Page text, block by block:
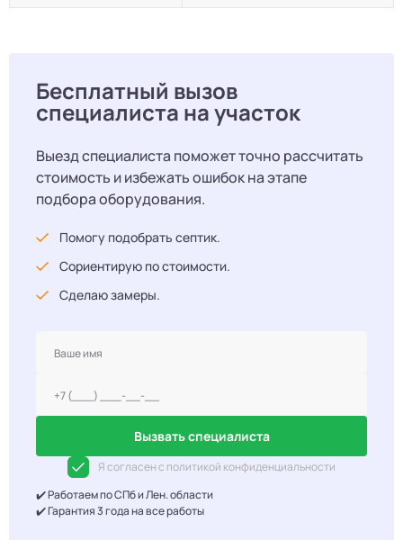
Бесплатный вызов
специалиста на участок
Выезд специалиста поможет точно рассчитать
стоимость и избежать ошибок на этапе
подбора оборудования.
Помогу подобрать септик.
Сориентирую по стоимости.
Сделаю замеры.
Вызвать специалиста
Я согласен с политикой конфиденциальности
✔️ Работаем по СПб и Лен. области
✔️ Гарантия 3 года на все работы